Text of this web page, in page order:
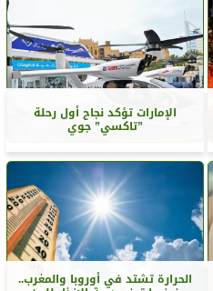
الإمارات تؤكد نجاح أول رحلة
”تاكسي” جوي
الحرارة تشتد في أوروبا والمغرب..